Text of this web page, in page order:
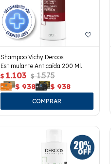
Shampoo Vichy Dercos
Estimulante Anticaída 200 Ml.
$ 1.103 $ 1.575
$ 938 $ 938